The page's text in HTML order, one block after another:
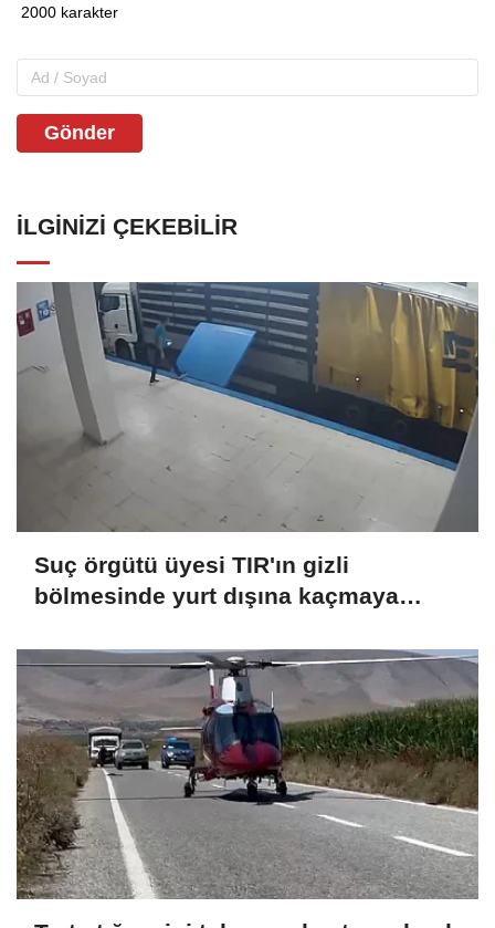
Gönder
İLGINIZI ÇEKEBILIR
Suç örgütü üyesi TIR'ın gizli
bölmesinde yurt dışına kaçmaya